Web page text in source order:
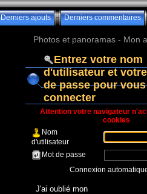
Derniers ajouts Derniers commentaires
Photos et panoramas - Mon
Entrez votre nom
d'utilisateur et
de passe pour vous
connecter
Attention votre navigateur
cookies
Nom
d'utilisateur
Mot de passe
Connexion
J'ai oublié mon